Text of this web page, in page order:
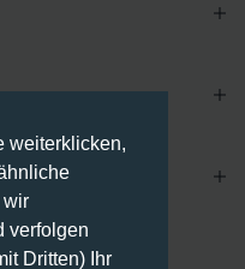
weiterklicken,
wir
verfolgen
Dritten) Ihr